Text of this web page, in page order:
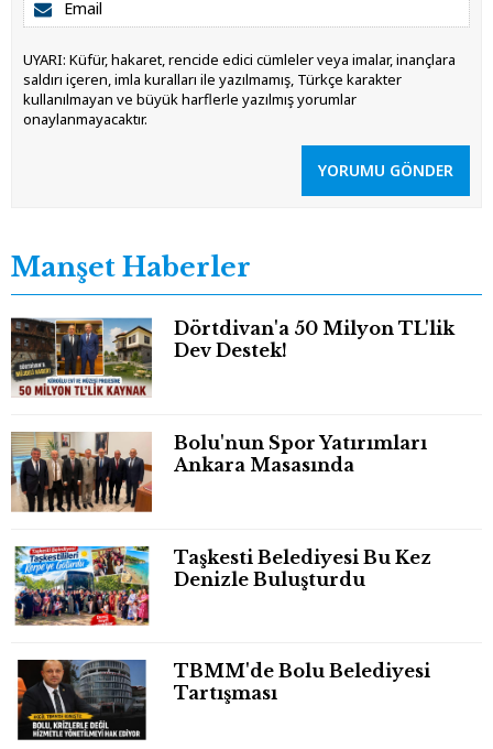
UYARI: Küfür, hakaret, rencide edici cümleler veya imalar, inançlara
saldırı içeren, imla kuralları ile yazılmamış, Türkçe karakter
kullanılmayan ve büyük harflerle yazılmış yorumlar
onaylanmayacaktır.
YORUMU GÖNDER
Manşet Haberler
Dörtdivan'a 50 Milyon TL'lik
Dev Destek!
Bolu'nun Spor Yatırımları
Ankara Masasında
Taşkesti Belediyesi Bu Kez
Denizle Buluşturdu
TBMM'de Bolu Belediyesi
Tartışması